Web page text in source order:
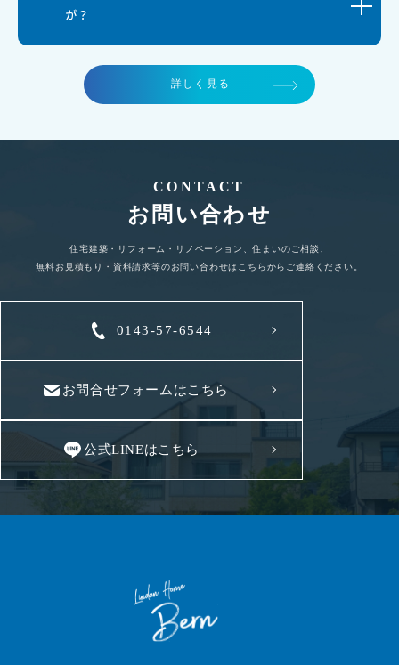
が？
詳しく見る
CONTACT
お問い合わせ
住宅建築・リフォーム・リノベーション、住まいのご相談、
無料お見積もり・資料請求等のお問い合わせはこちらからご連絡ください。
0143-57-6544
お問合せフォームはこちら
公式LINEはこちら